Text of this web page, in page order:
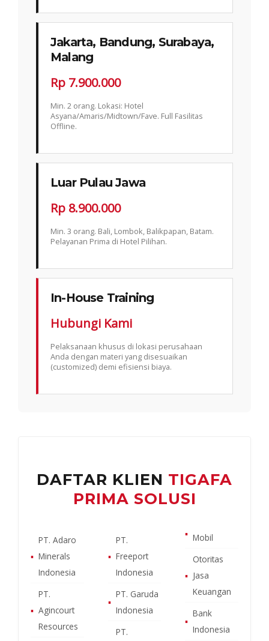
Jakarta, Bandung, Surabaya,
Malang
Rp 7.900.000
Min. 2 orang. Lokasi: Hotel
Asyana/Amaris/Midtown/Fave. Full Fasilitas
Offline.
Luar Pulau Jawa
Rp 8.900.000
Min. 3 orang. Bali, Lombok, Balikpapan, Batam.
Pelayanan Prima di Hotel Pilihan.
In-House Training
Hubungi Kami
Pelaksanaan khusus di lokasi perusahaan
Anda dengan materi yang disesuaikan
(customized) demi efisiensi biaya.
DAFTAR KLIEN TIGAFA
PRIMA SOLUSI
▪
PT. Adaro
Minerals
Indonesia
▪
PT.
Agincourt
Resources
▪
PT.
Freeport
Indonesia
▪
PT. Garuda
Indonesia
PT.
▪ Mobil
▪
Otoritas
Jasa
Keuangan
▪
Bank
Indonesia